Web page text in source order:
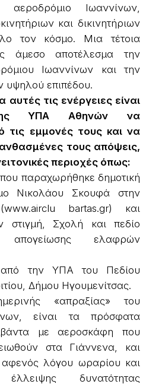
αεροδρόμιο Ιωαννίνων,
και δικινητήριων
τον κόσμο. Μια τέτοια
άμεσο αποτέλεσμα την
Ιωαννίνων και την
υψηλού επιπέδου.
τις ενέργειες είναι
ΥΠΑ Αθηνών να
τις εμμονές τους και να
τους απόψεις,
περιοχές όπως:
παραχωρήθηκε δημοτική
Νικολάου Σκουφά στην
bartas.gr) και
στιγμή, Σχολή και πεδίο
απογείωσης ελαφρών
την ΥΠΑ του Πεδίου
Δήμου Ηγουμενίτσας.
«απραξίας» του
είναι τα πρόσφατα
με αεροσκάφη που
στα Γιάννενα, και
λόγου ωραρίου και
δυνατότητας